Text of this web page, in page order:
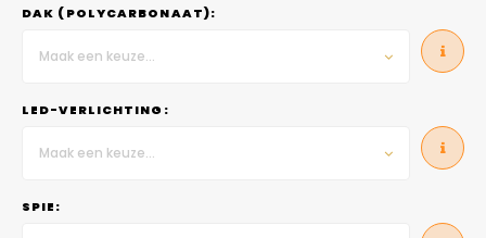
DAK (POLYCARBONAAT):
Maak een keuze...
LED-VERLICHTING:
Maak een keuze...
SPIE: